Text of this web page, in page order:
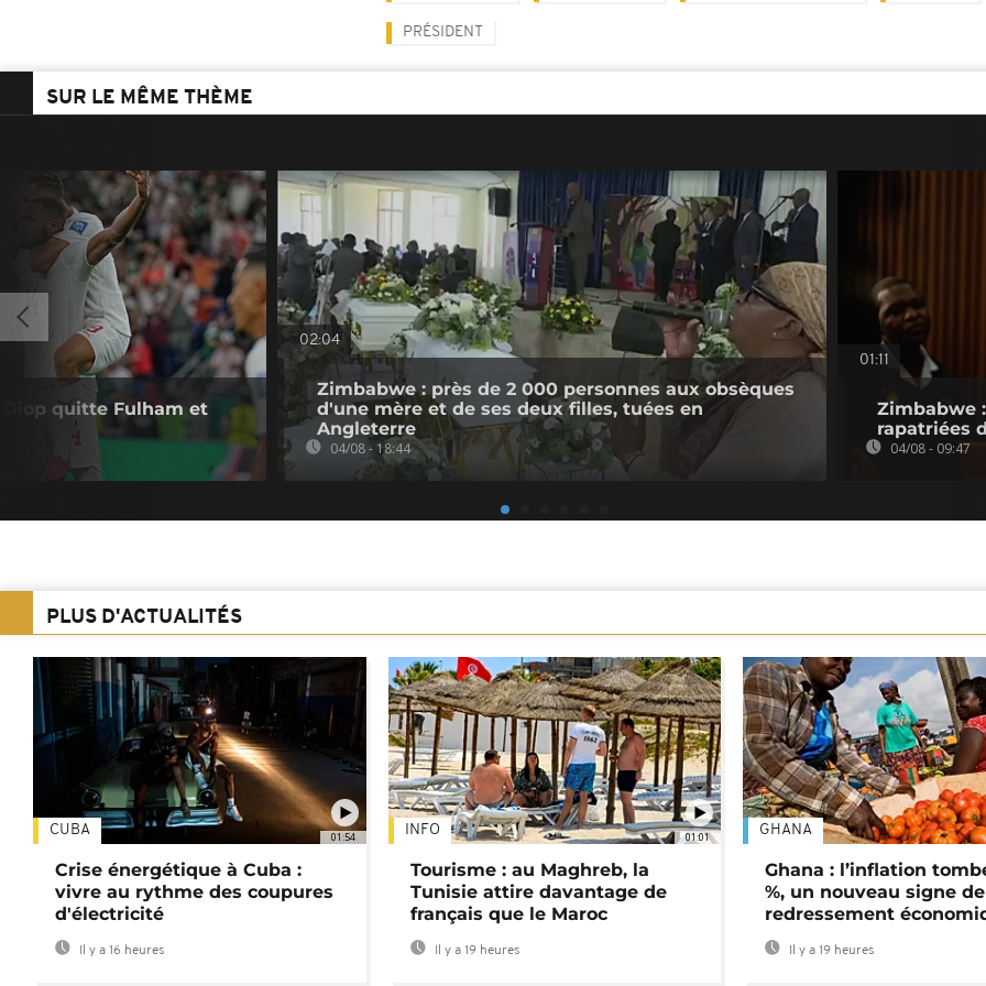
PRÉSIDENT
SUR LE MÊME THÈME
Diop quitte Fulham et
02:04
Zimbabwe : près de 2 000 personnes aux obsèques
d'une mère et de ses deux filles, tuées en
Angleterre
04/08 - 18:44
01:11
Zimbabwe
rapatriées
04/08 - 09:47
PLUS D'ACTUALITÉS
01:54
CUBA
Crise énergétique à Cuba :
vivre au rythme des coupures
d'électricité
Il y a 16 heures
01:01
INFO
Tourisme : au Maghreb, la
Tunisie attire davantage de
français que le Maroc
Il y a 19 heures
GHANA
Ghana : l’inflation
%, un nouveau signe de
redressement
Il y a 19 heures